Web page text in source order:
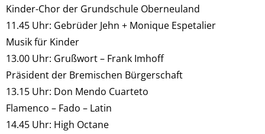
Kinder-Chor der Grundschule Oberneuland
11.45 Uhr: Gebrüder Jehn + Monique Espetalier
Musik für Kinder
13.00 Uhr: Grußwort – Frank Imhoff
Präsident der Bremischen Bürgerschaft
13.15 Uhr: Don Mendo Cuarteto
Flamenco – Fado – Latin
14.45 Uhr: High Octane